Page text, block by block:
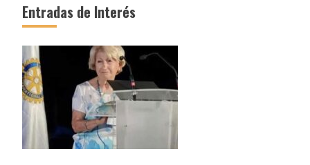
Entradas de Interés